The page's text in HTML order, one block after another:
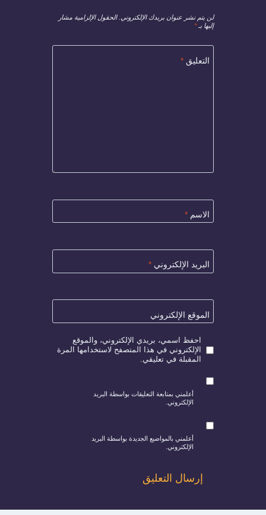
لن يتم نشر عنوان بريدك الإلكتروني. الحقول الإلزامية مشار
إليها بـ*
التعليق *
الاسم *
البريد الإلكتروني *
الموقع الإلكتروني
احفظ اسمي، بريدي الإلكتروني، والموقع
الإلكتروني في هذا المتصفح لاستخدامها المرة
المقبلة في تعليقي.
أعلمني بمتابعة التعليقات بواسطة البريد
الإلكتروني.
أعلمني بالمواضيع الجديدة بواسطة البريد
الإلكتروني.